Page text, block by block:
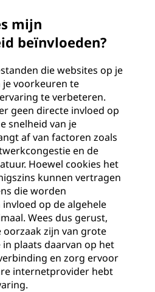
mijn
beïnvloeden?
die websites op je
voorkeuren te
te verbeteren.
geen directe invloed op
snelheid van je
af van factoren zoals
en de
Hoewel cookies het
kunnen vertragen
die worden
op de algehele
Wees dus gerust,
zijn van grote
plaats daarvan op het
en zorg ervoor
internetprovider hebt